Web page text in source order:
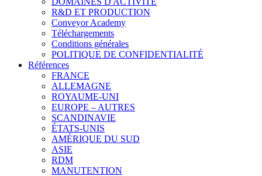
R&D ET PRODUCTION
Conveyor Academy
Téléchargements
Conditions générales
POLITIQUE DE CONFIDENTIALITÉ
Références
FRANCE
ALLEMAGNE
ROYAUME-UNI
EUROPE – AUTRES
SCANDINAVIE
ÉTATS-UNIS
AMÉRIQUE DU SUD
ASIE
RDM
MANUTENTION